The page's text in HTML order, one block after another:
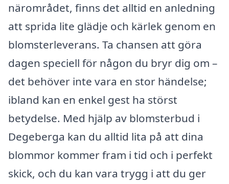
närområdet, finns det alltid en anledning
att sprida lite glädje och kärlek genom en
blomsterleverans. Ta chansen att göra
dagen speciell för någon du bryr dig om –
det behöver inte vara en stor händelse;
ibland kan en enkel gest ha störst
betydelse. Med hjälp av blomsterbud i
Degeberga kan du alltid lita på att dina
blommor kommer fram i tid och i perfekt
skick, och du kan vara trygg i att du ger